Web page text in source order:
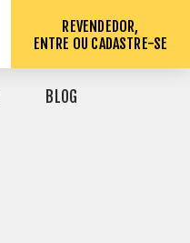
REVENDEDOR,
ENTRE OU CADASTRE-SE
BLOG